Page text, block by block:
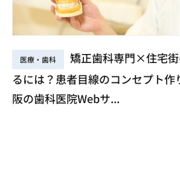
医療・歯科
矯正歯科専門×住宅
るには？患者目線のコンセプト作
阪の歯科医院Webサ...